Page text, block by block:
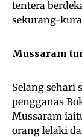
tentera
sekurang-
Mussaram
Selang sehari
pengganas
Mussaram
orang lelaki